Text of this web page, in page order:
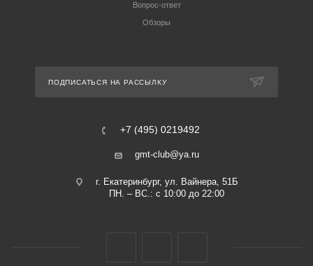
Вопрос-ответ
Обзоры
ПОДПИСАТЬСЯ НА РАССЫЛКУ
+7 (495) 0219492
gmt-club@ya.ru
г. Екатеринбург, ул. Вайнера, 51Б
ПН. – ВС.: с 10:00 до 22:00